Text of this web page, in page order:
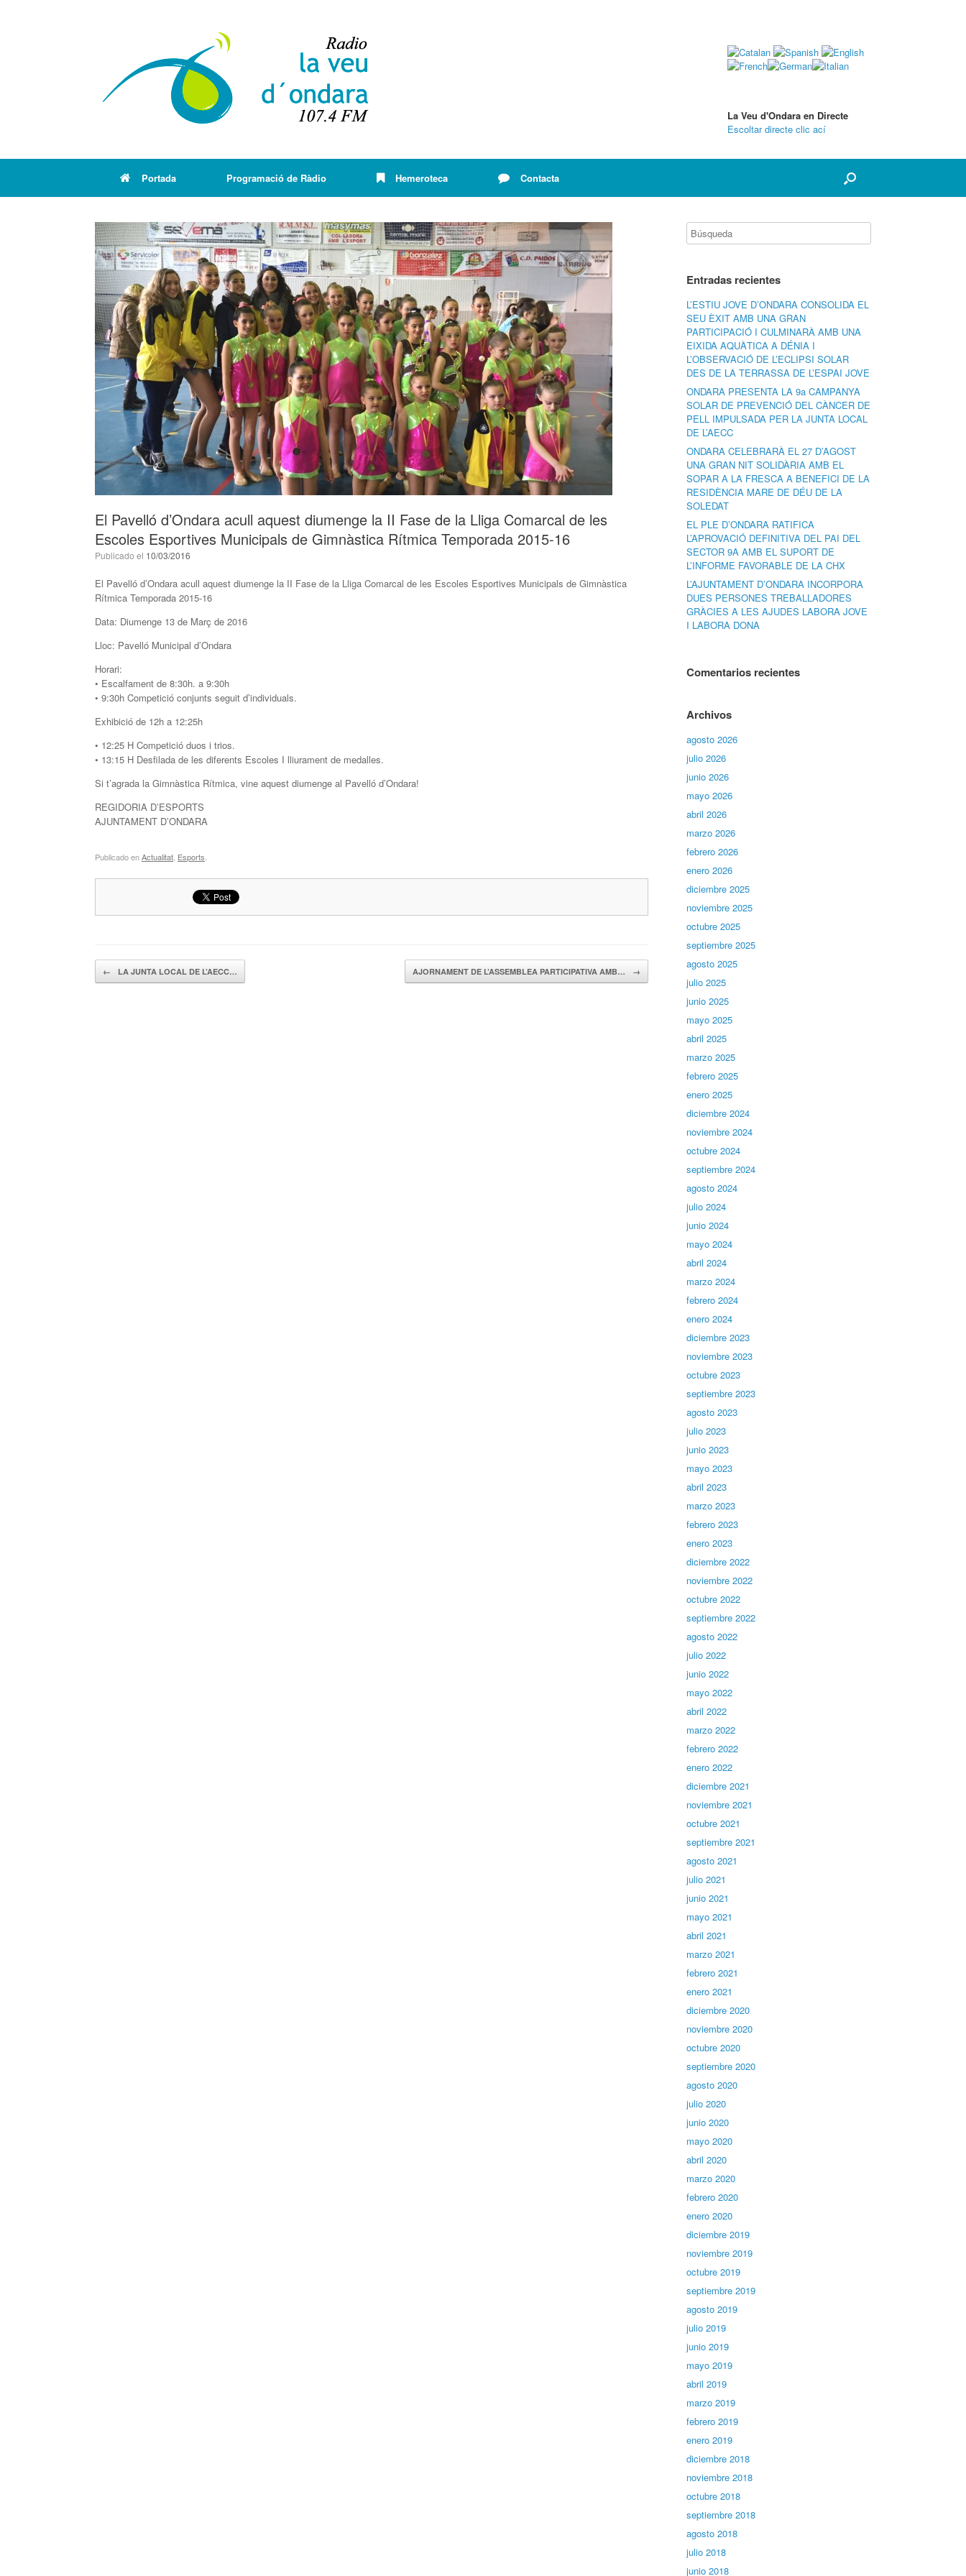
La Veu d'Ondara en Directe
Escoltar directe clic ací
Portada Programació de Ràdio Hemeroteca Contacta
El Pavelló d’Ondara acull aquest diumenge la II Fase de la Lliga Comarcal de les
Escoles Esportives Municipals de Gimnàstica Rítmica Temporada 2015-16
Publicado el 10/03/2016
El Pavelló d’Ondara acull aquest diumenge la II Fase de la Lliga Comarcal de les Escoles Esportives Municipals de Gimnàstica
Rítmica Temporada 2015-16
Data: Diumenge 13 de Març de 2016
Lloc: Pavelló Municipal d’Ondara
Horari:
• Escalfament de 8:30h. a 9:30h
• 9:30h Competició conjunts seguit d’individuals.
Exhibició de 12h a 12:25h
• 12:25 H Competició duos i trios.
• 13:15 H Desfilada de les diferents Escoles I lliurament de medalles.
Si t’agrada la Gimnàstica Rítmica, vine aquest diumenge al Pavelló d’Ondara!
REGIDORIA D’ESPORTS
AJUNTAMENT D’ONDARA
Publicado enActualitat Esports
Navegador de artículos
← LA JUNTA LOCAL DE L’AECC… AJORNAMENT DE L’ASSEMBLEA PARTICIPATIVA AMB… →
Entradas recientes
L’ESTIU JOVE D’ONDARA CONSOLIDA EL
SEU ÈXIT AMB UNA GRAN
PARTICIPACIÓ I CULMINARÀ AMB UNA
EIXIDA AQUÀTICA A DÉNIA I
L’OBSERVACIÓ DE L’ECLIPSI SOLAR
DES DE LA TERRASSA DE L’ESPAI JOVE
ONDARA PRESENTA LA 9a CAMPANYA
SOLAR DE PREVENCIÓ DEL CÀNCER DE
PELL IMPULSADA PER LA JUNTA LOCAL
DE L’AECC
ONDARA CELEBRARÀ EL 27 D’AGOST
UNA GRAN NIT SOLIDÀRIA AMB EL
SOPAR A LA FRESCA A BENEFICI DE LA
RESIDÈNCIA MARE DE DÉU DE LA
SOLEDAT
EL PLE D’ONDARA RATIFICA
L’APROVACIÓ DEFINITIVA DEL PAI DEL
SECTOR 9A AMB EL SUPORT DE
L’INFORME FAVORABLE DE LA CHX
L’AJUNTAMENT D’ONDARA INCORPORA
DUES PERSONES TREBALLADORES
GRÀCIES A LES AJUDES LABORA JOVE
I LABORA DONA
Comentarios recientes
Archivos
agosto 2026
julio 2026
junio 2026
mayo 2026
abril 2026
marzo 2026
febrero 2026
enero 2026
diciembre 2025
noviembre 2025
octubre 2025
septiembre 2025
agosto 2025
julio 2025
junio 2025
mayo 2025
abril 2025
marzo 2025
febrero 2025
enero 2025
diciembre 2024
noviembre 2024
octubre 2024
septiembre 2024
agosto 2024
julio 2024
junio 2024
mayo 2024
abril 2024
marzo 2024
febrero 2024
enero 2024
diciembre 2023
noviembre 2023
octubre 2023
septiembre 2023
agosto 2023
julio 2023
junio 2023
mayo 2023
abril 2023
marzo 2023
febrero 2023
enero 2023
diciembre 2022
noviembre 2022
octubre 2022
septiembre 2022
agosto 2022
julio 2022
junio 2022
mayo 2022
abril 2022
marzo 2022
febrero 2022
enero 2022
diciembre 2021
noviembre 2021
octubre 2021
septiembre 2021
agosto 2021
julio 2021
junio 2021
mayo 2021
abril 2021
marzo 2021
febrero 2021
enero 2021
diciembre 2020
noviembre 2020
octubre 2020
septiembre 2020
agosto 2020
julio 2020
junio 2020
mayo 2020
abril 2020
marzo 2020
febrero 2020
enero 2020
diciembre 2019
noviembre 2019
octubre 2019
septiembre 2019
agosto 2019
julio 2019
junio 2019
mayo 2019
abril 2019
marzo 2019
febrero 2019
enero 2019
diciembre 2018
noviembre 2018
octubre 2018
septiembre 2018
agosto 2018
julio 2018
junio 2018